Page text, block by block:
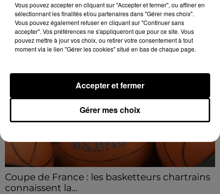
L'intervention rapide des secours a permis
d'éteindre...
A LA UNE Voir plus
Coupe de France : les basketteurs chartrains
connaissent la...
Vous pouvez accepter en cliquant sur "Accepter et fermer", ou affiner en
sélectionnant les finalités et/ou partenaires dans "Gérer mes choix".
Vous pouvez également refuser en cliquant sur "Continuer sans
accepter". Vos préférences ne s'appliqueront que pour ce site. Vous
pouvez mettre à jour vos choix, ou retirer votre consentement à tout
moment via le lien "Gérer les cookies" situé en bas de chaque page.
Gérer mes choix
Accepter et fermer